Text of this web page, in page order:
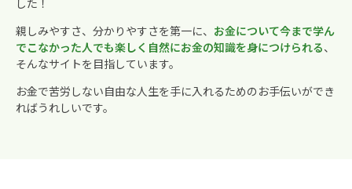
親しみやすさ、分かりやすさを第一に、 お金について今まで学ん
でこなかった人でも楽しく自然にお金の知識を身につけられる、
そんなサイトを目指しています。
お金で苦労しない自由な人生を手に入れるためのお手伝いができ
ればうれしいです。